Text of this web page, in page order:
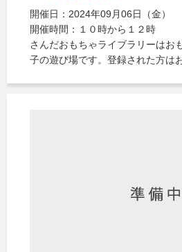
開催日：2024年09月06日（金）
開催時間：１０時から１２時
さんだおもちゃライブラリーはお
子の遊び場です。登録された方は